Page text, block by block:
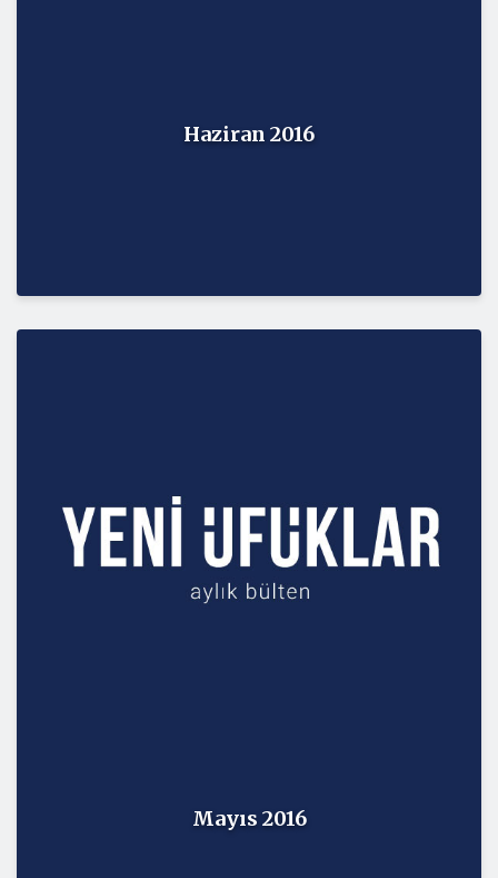
Haziran 2016
Mayıs 2016